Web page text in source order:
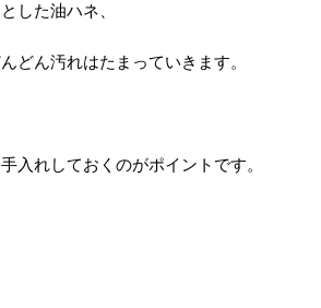
した油ハネ、
どん汚れはたまっていきます。
入れしておくのがポイントです。